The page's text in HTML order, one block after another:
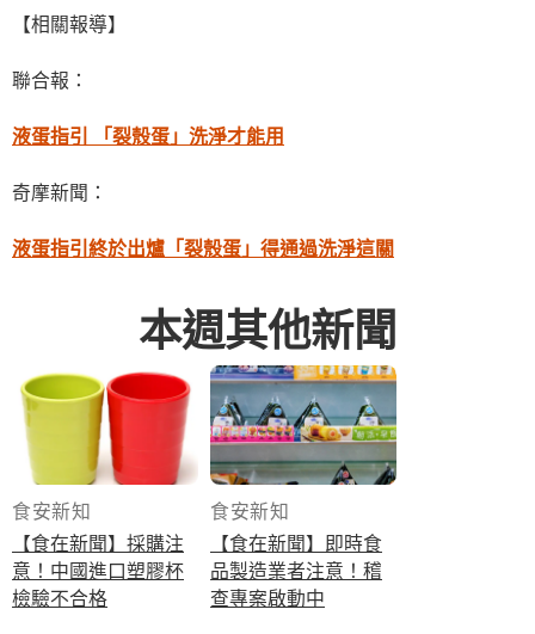
【相關報導】
聯合報：
液蛋指引 「裂殼蛋」洗淨才能用
奇摩新聞：
液蛋指引終於出爐「裂殼蛋」得通過洗淨這關
本週其他新聞
食安新知
【食在新聞】採購注
意！中國進口塑膠杯
檢驗不合格
食安新知
【食在新聞】即時食
品製造業者注意！稽
查專案啟動中